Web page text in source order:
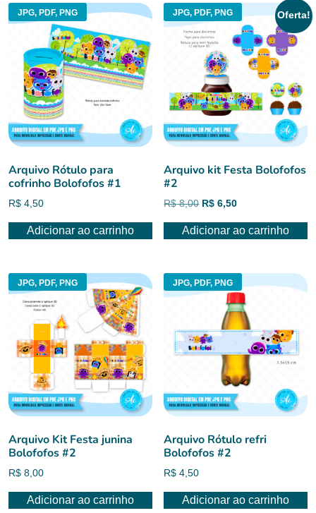
JPG, PDF, PNG
Arquivo Rótulo para
cofrinho Bolofofos #1
R$ 4,50
Adicionar ao carrinho
JPG, PDF, PNG Oferta!
Arquivo kit Festa Bolofofos
#2
R$8,00 O
original
R$ 6,50O
atual
Adicionar ao carrinho
JPG, PDF, PNG
Arquivo Kit Festa junina
Bolofofos #2
R$ 8,00
Adicionar ao carrinho
JPG, PDF, PNG
Arquivo Rótulo refri
Bolofofos #2
R$ 4,50
Adicionar ao carrinho